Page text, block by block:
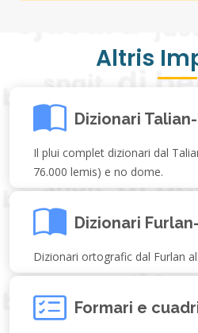
Altris
Dizionari
Il plui complet dizionari dal
76.000 lemis) e no dome.
Dizionari
Dizionari ortografic dal Furlan
Formari e